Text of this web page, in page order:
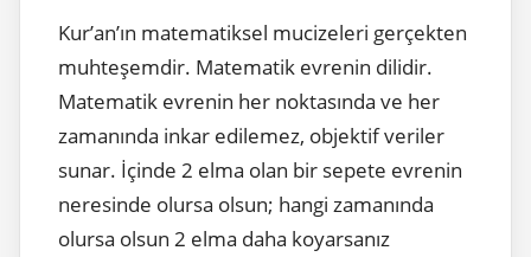
Kur’an’ın matematiksel mucizeleri gerçekten
muhteşemdir. Matematik evrenin dilidir.
Matematik evrenin her noktasında ve her
zamanında inkar edilemez, objektif veriler
sunar. İçinde 2 elma olan bir sepete evrenin
neresinde olursa olsun; hangi zamanında
olursa olsun 2 elma daha koyarsanız